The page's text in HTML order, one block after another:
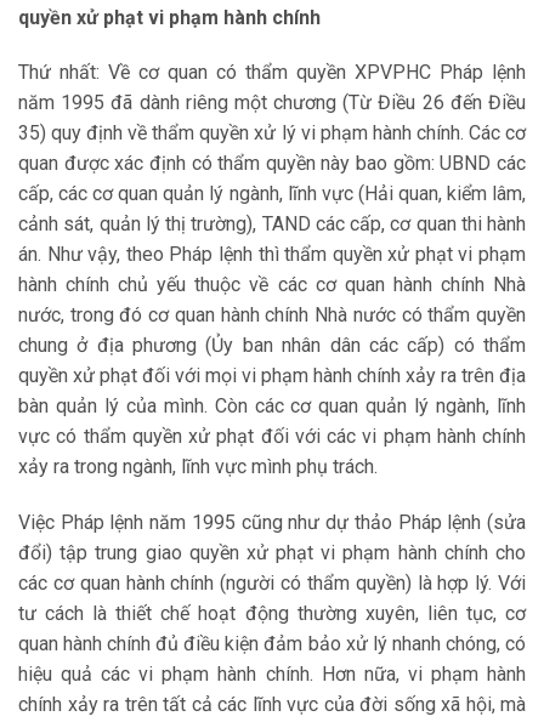
quyền xử phạt vi phạm hành chính
Thứ nhất: Về cơ quan có thẩm quyền XPVPHC Pháp lệnh
năm 1995 đã dành riêng một chương (Từ Điều 26 đến Điều
35) quy định về thẩm quyền xử lý vi phạm hành chính. Các cơ
quan được xác định có thẩm quyền này bao gồm: UBND các
cấp, các cơ quan quản lý ngành, lĩnh vực (Hải quan, kiểm lâm,
cảnh sát, quản lý thị trường), TAND các cấp, cơ quan thi hành
án. Như vậy, theo Pháp lệnh thì thẩm quyền xử phạt vi phạm
hành chính chủ yếu thuộc về các cơ quan hành chính Nhà
nước, trong đó cơ quan hành chính Nhà nước có thẩm quyền
chung ở địa phương (Ủy ban nhân dân các cấp) có thẩm
quyền xử phạt đối với mọi vi phạm hành chính xảy ra trên địa
bàn quản lý của mình. Còn các cơ quan quản lý ngành, lĩnh
vực có thẩm quyền xử phạt đối với các vi phạm hành chính
xảy ra trong ngành, lĩnh vực mình phụ trách.
Việc Pháp lệnh năm 1995 cũng như dự thảo Pháp lệnh (sửa
đổi) tập trung giao quyền xử phạt vi phạm hành chính cho
các cơ quan hành chính (người có thẩm quyền) là hợp lý. Với
tư cách là thiết chế hoạt động thường xuyên, liên tục, cơ
quan hành chính đủ điều kiện đảm bảo xử lý nhanh chóng, có
hiệu quả các vi phạm hành chính. Hơn nữa, vi phạm hành
chính xảy ra trên tất cả các lĩnh vực của đời sống xã hội, mà